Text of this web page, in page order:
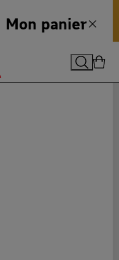
pour revenir en pleine
☀️ En savoir plus
Club
Mon
mérite de prendre
réunit des objets
pour
confort.
avant tout un espace à
Mon panier